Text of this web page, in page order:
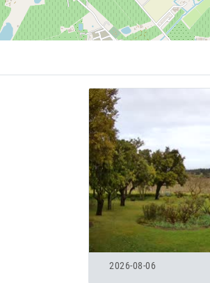
2026-08-06